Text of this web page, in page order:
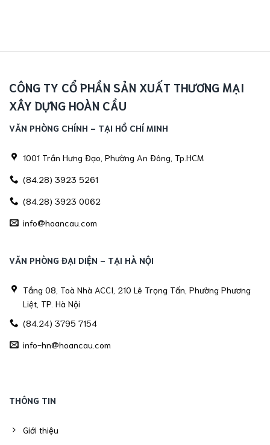
CÔNG TY CỔ PHẦN SẢN XUẤT THƯƠNG MẠI
XÂY DỰNG HOÀN CẦU
VĂN PHÒNG CHÍNH - TẠI HỒ CHÍ MINH
1001 Trần Hưng Đạo, Phường An Đông, Tp.HCM
(84.28) 3923 5261
(84.28) 3923 0062
info@hoancau.com
VĂN PHÒNG ĐẠI DIỆN - TẠI HÀ NỘI
Tầng 08, Toà Nhà ACCI, 210 Lê Trọng Tấn, Phường Phương
Liệt, TP. Hà Nội
(84.24) 3795 7154
info-hn@hoancau.com
THÔNG TIN
Giới thiệu